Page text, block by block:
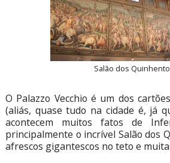
Salão dos
O Palazzo Vecchio é um dos
(aliás, quase tudo na cidade é, já
acontecem muitos fatos de
principalmente o incrível Salão dos
afrescos gigantescos no teto e